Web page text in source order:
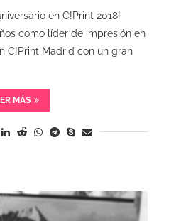
en C!Print 2018!
como líder de impresión en
C!Print Madrid con un gran
MÁS